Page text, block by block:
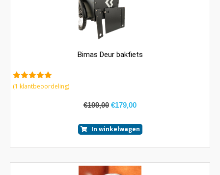
Bimas Deur bakfiets
5.00van 5
(1 klantbeoordeling)
€199,00 €179,00
In winkelwagen